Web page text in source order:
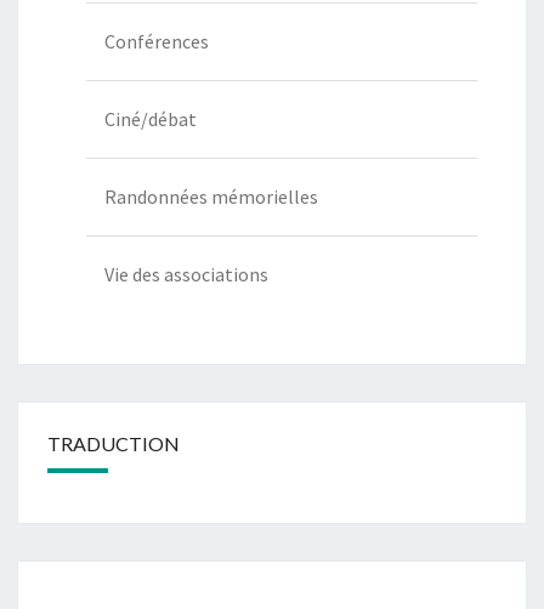
Conférences
Ciné/débat
Randonnées mémorielles
Vie des associations
TRADUCTION